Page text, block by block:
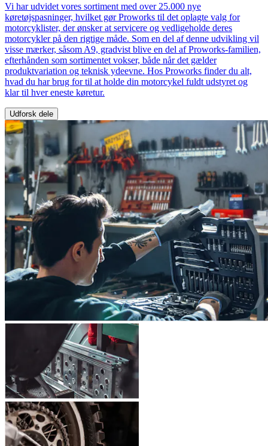
Vi har udvidet vores sortiment med over 25.000 nye
køretøjspasninger, hvilket gør Proworks til det oplagte valg for
motorcyklister, der ønsker at servicere og vedligeholde deres
motorcykler på den rigtige måde. Som en del af denne udvikling vil
visse mærker, såsom A9, gradvist blive en del af Proworks-familien,
efterhånden som sortimentet vokser, både når det gælder
produktvariation og teknisk ydeevne. Hos Proworks finder du alt,
hvad du har brug for til at holde din motorcykel fuldt udstyret og
klar til hver eneste køretur.
Udforsk dele